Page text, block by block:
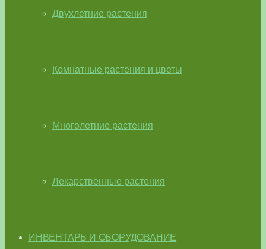
Двухлетние растения
Комнатные растения и цветы
Многолетние растения
Лекарственные растения
ИНВЕНТАРЬ И ОБОРУДОВАНИЕ